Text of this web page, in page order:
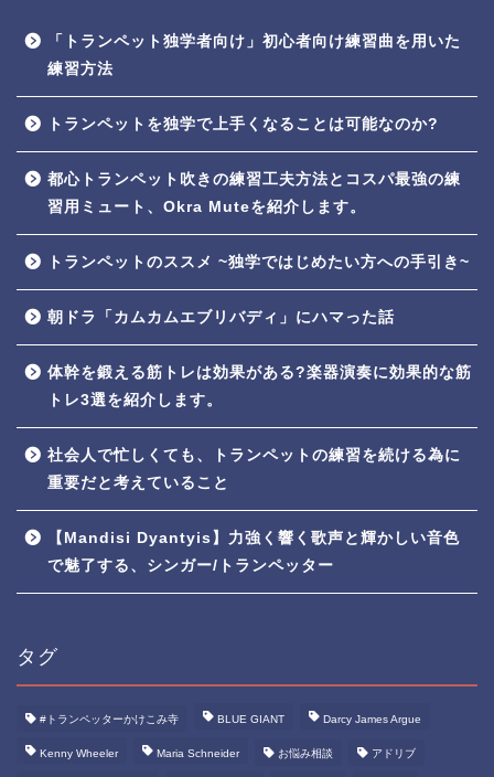
「トランペット独学者向け」初心者向け練習曲を用いた
練習方法
トランペットを独学で上手くなることは可能なのか?
都心トランペット吹きの練習工夫方法とコスパ最強の練
習用ミュート、Okra Muteを紹介します。
トランペットのススメ ~独学ではじめたい方への手引き~
朝ドラ「カムカムエブリバディ」にハマった話
体幹を鍛える筋トレは効果がある?楽器演奏に効果的な筋
トレ3選を紹介します。
社会人で忙しくても、トランペットの練習を続ける為に
重要だと考えていること
【Mandisi Dyantyis】力強く響く歌声と輝かしい音色
で魅了する、シンガー/トランペッター
タグ
#トランペッターかけこみ寺 BLUE GIANT Darcy James Argue
Kenny Wheeler Maria Schneider お悩み相談 アドリブ